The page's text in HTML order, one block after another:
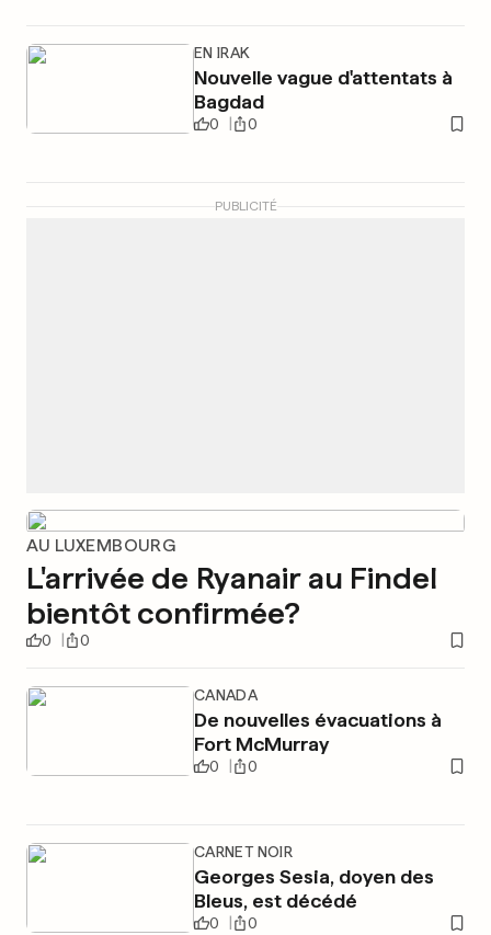
EN IRAK
Nouvelle vague d'attentats à
Bagdad
0 0
PUBLICITÉ
AU LUXEMBOURG
L'arrivée de Ryanair au Findel
bientôt confirmée?
0 0
CANADA
De nouvelles évacuations à
Fort McMurray
0 0
CARNET NOIR
Georges Sesia, doyen des
Bleus, est décédé
0 0